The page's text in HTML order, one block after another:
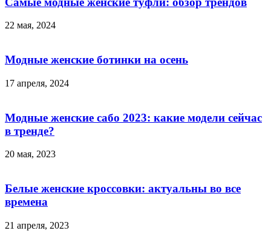
22 мая, 2024
Модные женские ботинки на осень
17 апреля, 2024
Модные женские сабо 2023: какие модели сейчас
в тренде?
20 мая, 2023
Белые женские кроссовки: актуальны во все
времена
21 апреля, 2023